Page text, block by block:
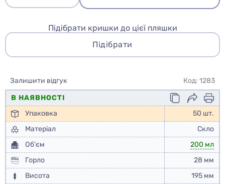
Підібрати кришки до цієї пляшки
Підібрати
Залишити відгук
Код: 1283
В НАЯВНОСТІ
Упаковка
50 шт.
Матеріал
Скло
Об'єм
200 мл
Горло
28 мм
Висота
195 мм